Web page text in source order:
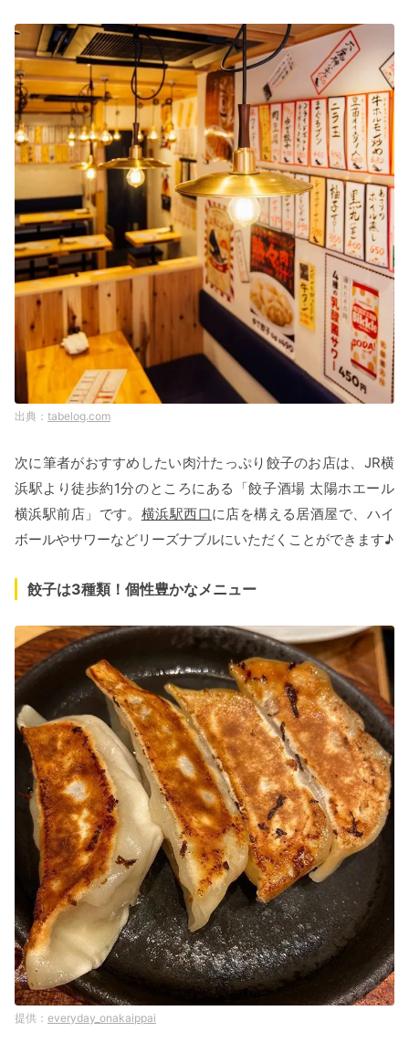
tabelog.com
次に筆者がおすすめしたい肉汁たっぷり餃子のお店は、JR横
浜駅より徒歩約1分のところにある「餃子酒場 太陽ホエール
横浜駅前店」です。 横浜駅西口に店を構える居酒屋で、ハイ
ボールやサワーなどリーズナブルにいただくことができます♪
餃子は3種類！個性豊かなメニュー
everyday_onakaippai